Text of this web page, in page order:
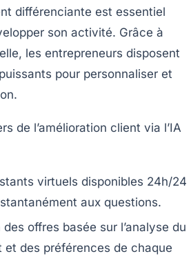
différenciante est essentiel
son activité. Grâce à
les entrepreneurs disposent
pour personnaliser et
de l’amélioration client via l’IA
virtuels disponibles 24h/24
aux questions.
des offres basée sur l’analyse du
et des préférences de chaque